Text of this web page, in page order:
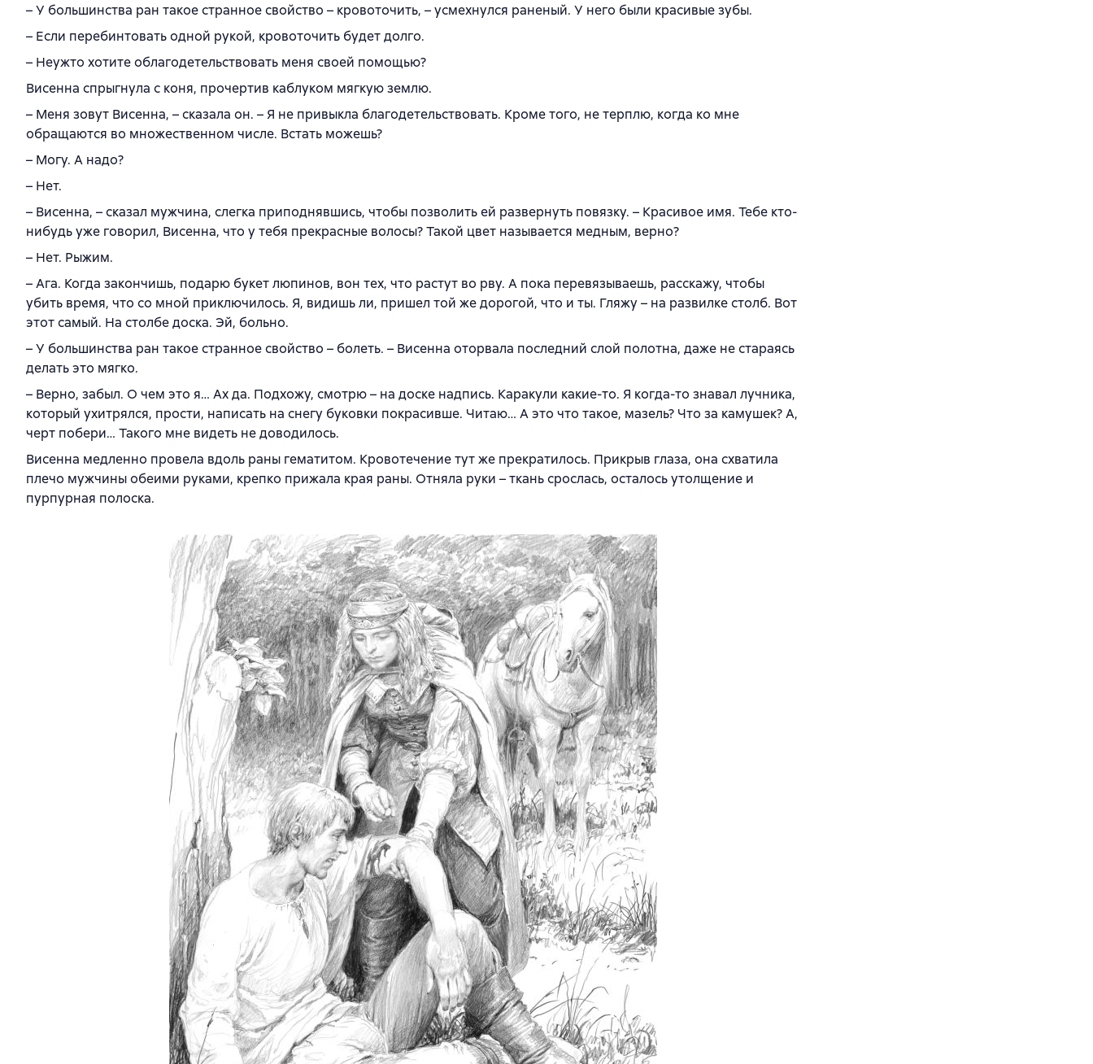
– У большинства ран такое странное свойство – кровоточить, – усмехнулся раненый. У него были красивые зубы.
– Если перебинтовать одной рукой, кровоточить будет долго.
– Неужто хотите облагодетельствовать меня своей помощью?
Висенна спрыгнула с коня, прочертив каблуком мягкую землю.
– Меня зовут Висенна, – сказала он. – Я не привыкла благодетельствовать. Кроме того, не терплю, когда ко мне
обращаются во множественном числе. Встать можешь?
– Могу. А надо?
– Нет.
– Висенна, – сказал мужчина, слегка приподнявшись, чтобы позволить ей развернуть повязку. – Красивое имя. Тебе кто-
нибудь уже говорил, Висенна, что у тебя прекрасные волосы? Такой цвет называется медным, верно?
– Нет. Рыжим.
– Ага. Когда закончишь, подарю букет люпинов, вон тех, что растут во рву. А пока перевязываешь, расскажу, чтобы
убить время, что со мной приключилось. Я, видишь ли, пришел той же дорогой, что и ты. Гляжу – на развилке столб. Вот
этот самый. На столбе доска. Эй, больно.
– У большинства ран такое странное свойство – болеть. – Висенна оторвала последний слой полотна, даже не стараясь
делать это мягко.
– Верно, забыл. О чем это я… Ах да. Подхожу, смотрю – на доске надпись. Каракули какие-то. Я когда-то знавал лучника,
который ухитрялся, прости, написать на снегу буковки покрасивше. Читаю… А это что такое, мазель? Что за камушек? А,
черт побери… Такого мне видеть не доводилось.
Висенна медленно провела вдоль раны гематитом. Кровотечение тут же прекратилось. Прикрыв глаза, она схватила
плечо мужчины обеими руками, крепко прижала края раны. Отняла руки – ткань срослась, осталось утолщение и
пурпурная полоска.